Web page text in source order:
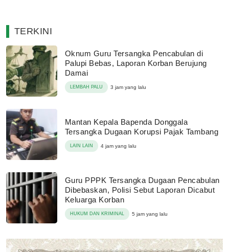
TERKINI
Oknum Guru Tersangka Pencabulan di
Palupi Bebas, Laporan Korban Berujung
Damai
LEMBAH PALU 3 jam yang lalu
Mantan Kepala Bapenda Donggala
Tersangka Dugaan Korupsi Pajak Tambang
LAIN LAIN 4 jam yang lalu
Guru PPPK Tersangka Dugaan Pencabulan
Dibebaskan, Polisi Sebut Laporan Dicabut
Keluarga Korban
HUKUM DAN KRIMINAL 5 jam yang lalu